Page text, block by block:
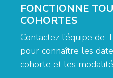
FONCTIONNE
COHORTES
Contactez l’équipe de
pour connaître les
cohorte et les